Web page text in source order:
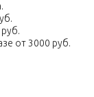
от 3000 руб.